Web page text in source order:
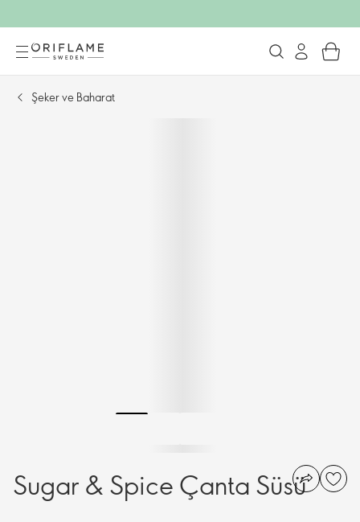
Şeker ve Baharat
Sugar & Spice Çanta Süsü